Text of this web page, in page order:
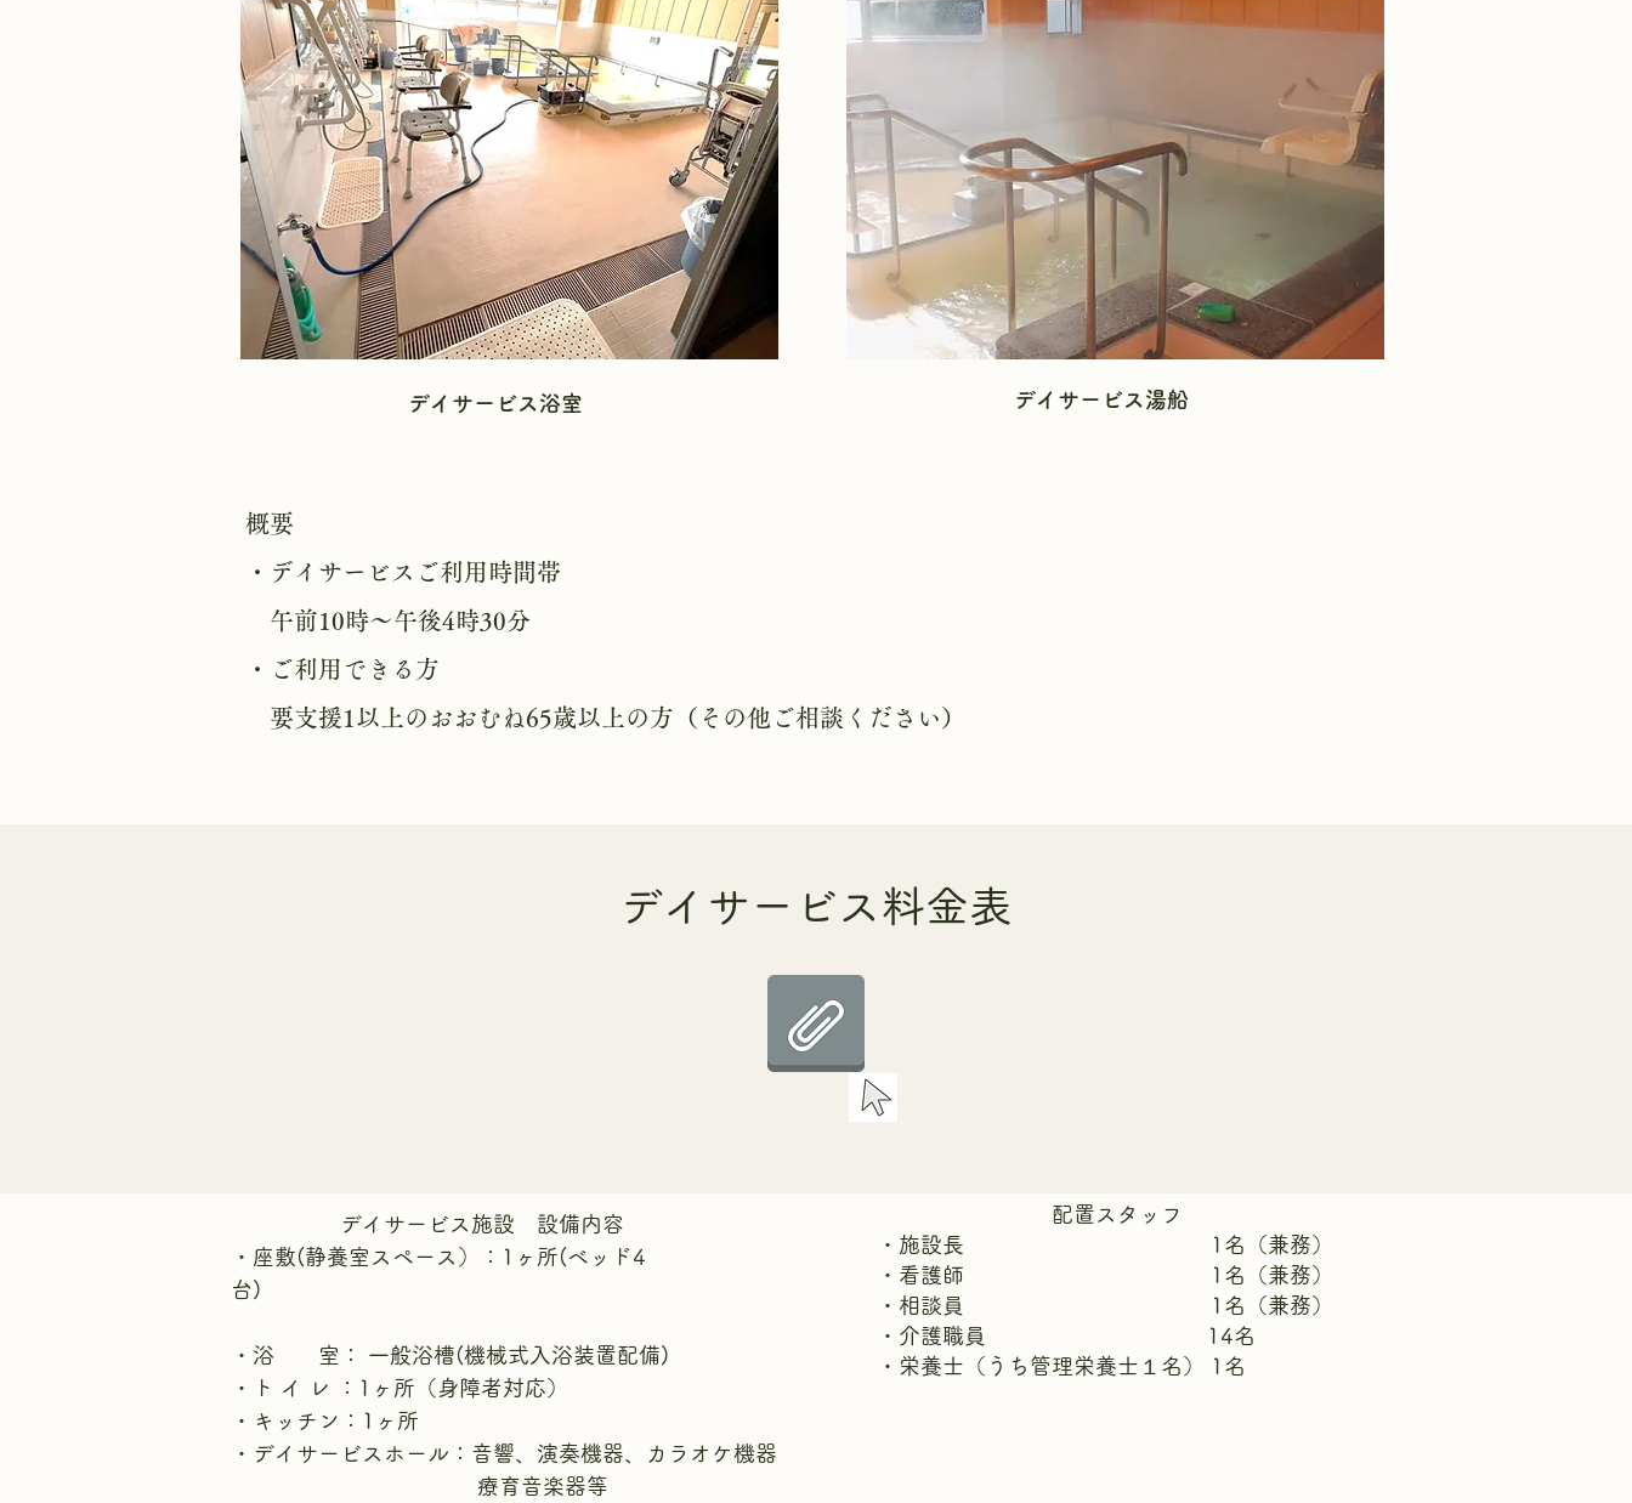
デイサービス浴室 デイサービス湯船
概要
・デイサービスご利用時間帯
午前10時〜午後4時30分
・ご利用できる方
要支援1以上のおおむね65歳以上の方（その他ご相談ください）
デイサービス料金表
デイサービス施設 設備内容
・座敷(静養室スペース）：1ヶ所(ベッド4
台)
・浴 室： 一般浴槽(機械式入浴装置配備)
・ト イ レ ：1ヶ所（身障者対応）
・キッチン：1ヶ所
・デイサービスホール：音響、演奏機器、カラオケ機器
療育音楽器等
配置スタッフ
・施設長 1名（兼務）
・看護師 1名（兼務）
・相談員 1名（兼務）
・介護職員 14名
・栄養士（うち管理栄養士１名） 1名